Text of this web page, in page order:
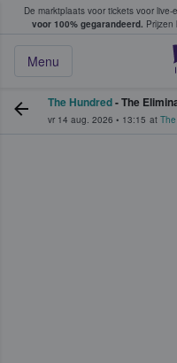
De marktplaats voor tickets voor
voor 100% gegarandeerd.
Menu
tickets kopen
The Hundred- The
vr 14 aug. 2026 • 13:15 at